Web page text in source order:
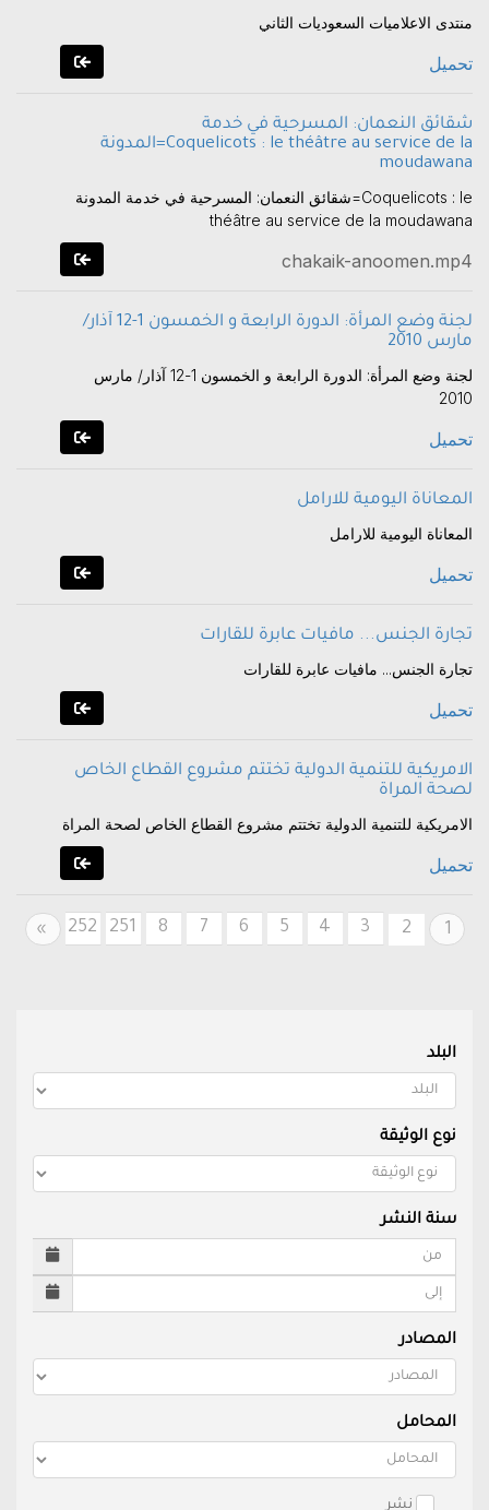
منتدى الاعلاميات السعوديات الثاني
تحميل
شقائق النعمان: المسرحية في خدمة
المدونة=Coquelicots : le théâtre au service de la
moudawana
شقائق النعمان: المسرحية في خدمة المدونة=Coquelicots : le
théâtre au service de la moudawana
chakaik-anoomen.mp4
لجنة وضع المرأة: الدورة الرابعة و الخمسون 1-12 آذار/
مارس 2010
لجنة وضع المرأة: الدورة الرابعة و الخمسون 1-12 آذار/ مارس
2010
تحميل
المعاناة اليومية للارامل
المعاناة اليومية للارامل
تحميل
تجارة الجنس... مافيات عابرة للقارات
تجارة الجنس... مافيات عابرة للقارات
تحميل
الامريكية للتنمية الدولية تختتم مشروع القطاع الخاص
لصحة المراة
الامريكية للتنمية الدولية تختتم مشروع القطاع الخاص لصحة المراة
تحميل
1
2
3
4
5
6
7
8
251
252
»
البلد
نوع الوثيقة
سنة النشر
المصادر
المحامل
نشر